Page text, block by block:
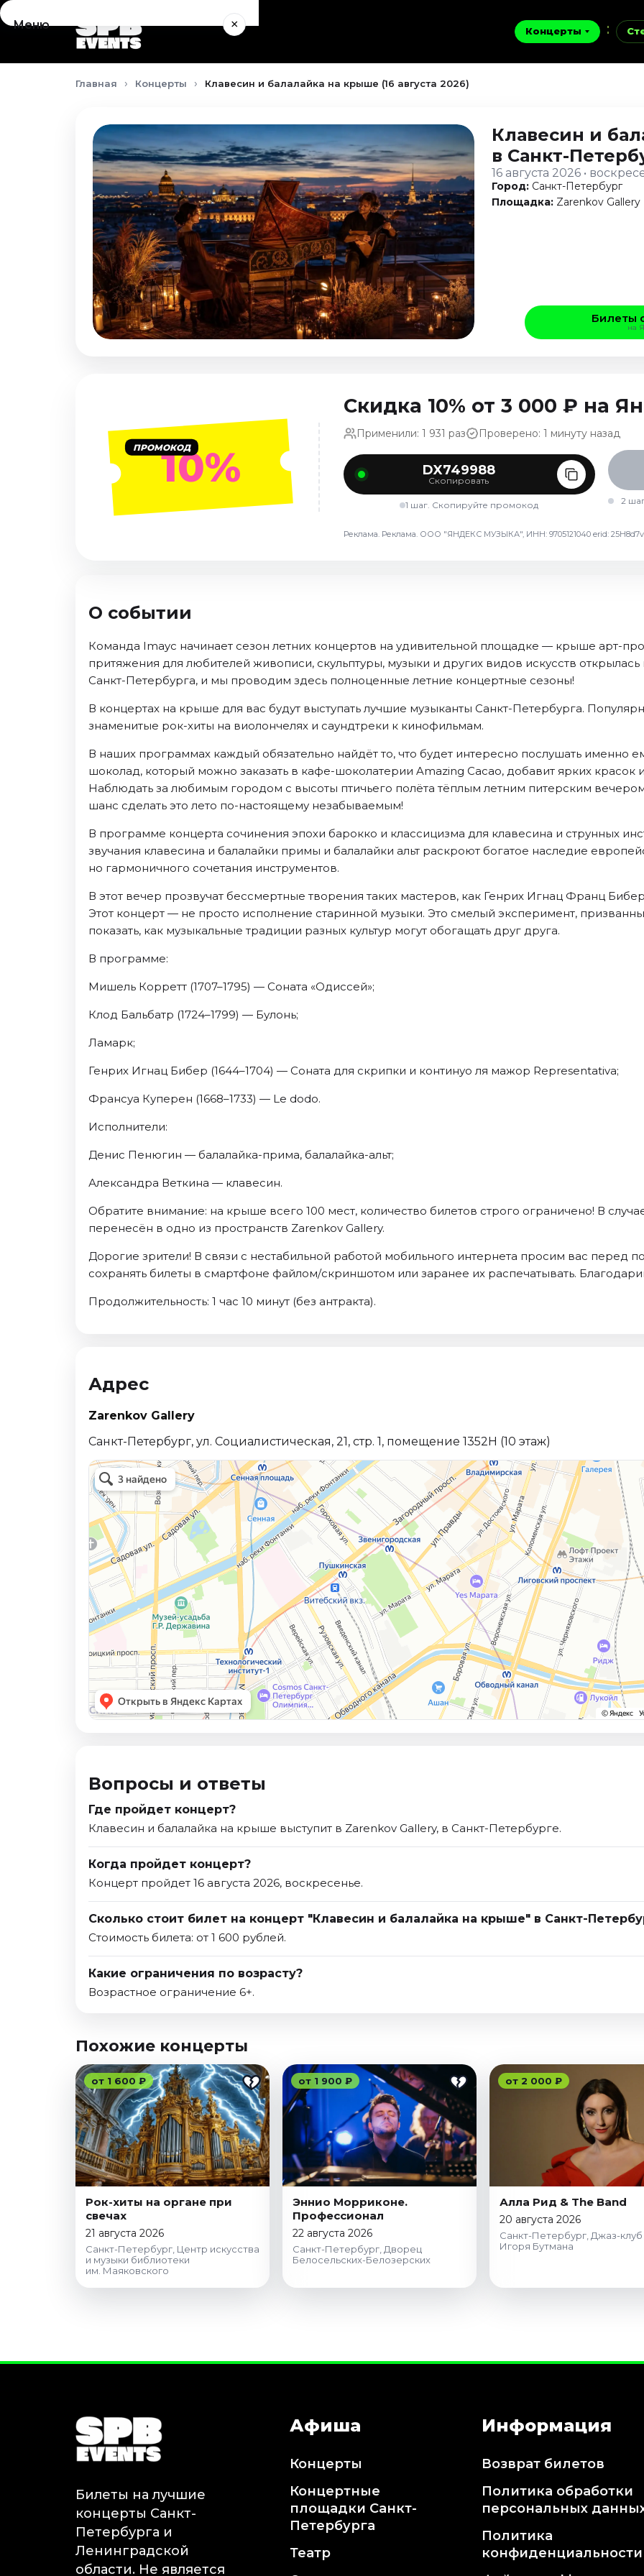
Концерты
Меню ×
Концерты
Август 2026
Декабрь 2026
Сентябрь 2026
Декабрь 2026
Сентябрь 2026
Декабрь 2026
Декабрь 2026
Сентябрь 2026
Октябрь 2026
Главная Концерты Клавесин и балалайка на крыше (16 августа 2026)
Клавесин и
в Санкт-
16 августа 2026 •
Город: Санкт-Петербург
Площадка: Zarenkov Gallery
Билеты
на
ПРОМОКОД10%
Скидка 10% от 3 000 ₽ на
Применили: 1 931 раз Проверено: 1 минуту назад
DX749988
Скопировать
1 шаг. Скопируйте промокод 2
Реклама. Реклама. ООО "ЯНДЕКС МУЗЫКА", ИНН: 9705121040 erid:
О событии
Команда Imayc начинает сезон летних концертов на удивительной площадке — крыше арт-
притяжения для любителей живописи, скульптуры, музыки и других видов искусств
Санкт-Петербурга, и мы проводим здесь полноценные летние концертные сезоны!
В концертах на крыше для вас будут выступать лучшие музыканты Санкт-Петербурга.
знаменитые рок-хиты на виолончелях и саундтреки к кинофильмам.
В наших программах каждый обязательно найдёт то, что будет интересно послушать именно
шоколад, который можно заказать в кафе-шоколатерии Amazing Cacao, добавит ярких
Наблюдать за любимым городом с высоты птичьего полёта тёплым летним питерским
шанс сделать это лето по-настоящему незабываемым!
В программе концерта сочинения эпохи барокко и классицизма для клавесина и струнных
звучания клавесина и балалайки примы и балалайки альт раскроют богатое наследие
но гармоничного сочетания инструментов.
В этот вечер прозвучат бессмертные творения таких мастеров, как Генрих Игнац Франц
Этот концерт — не просто исполнение старинной музыки. Это смелый эксперимент,
показать, как музыкальные традиции разных культур могут обогащать друг друга.
В программе:
Мишель Корретт (1707–1795) — Соната «Одиссей»;
Клод Бальбатр (1724–1799) — Булонь;
Ламарк;
Генрих Игнац Бибер (1644–1704) — Соната для скрипки и континуо ля мажор Representativa;
Франсуа Куперен (1668–1733) — Le dodo.
Исполнители:
Денис Пенюгин — балалайка-прима, балалайка-альт;
Александра Веткина — клавесин.
Обратите внимание: на крыше всего 100 мест, количество билетов строго ограничено! В
перенесён в одно из пространств Zarenkov Gallery.
Дорогие зрители! В связи с нестабильной работой мобильного интернета просим вас перед
сохранять билеты в смартфоне файлом/скриншотом или заранее их распечатывать.
Продолжительность: 1 час 10 минут (без антракта).
Адрес
Zarenkov Gallery
Санкт-Петербург, ул. Социалистическая, 21, стр. 1, помещение 1352Н (10 этаж)
Вопросы и ответы
Где пройдет концерт?
Клавесин и балалайка на крыше выступит в Zarenkov Gallery, в Санкт-Петербурге.
Когда пройдет концерт?
Концерт пройдет 16 августа 2026, воскресенье.
Сколько стоит билет на концерт "Клавесин и балалайка на крыше" в Санкт-
Стоимость билета: от 1 600 рублей.
Какие ограничения по возрасту?
Возрастное ограничение 6+.
Похожие концерты
от 1 600 ₽
Рок-хиты на органе при
свечах
21 августа 2026
Санкт-Петербург, Центр искусства
и музыки библиотеки
им. Маяковского
от 1 900 ₽
Эннио Морриконе.
Профессионал
22 августа 2026
Санкт-Петербург, Дворец
Белосельских-Белозерских
от 2 000 ₽
Алла Рид & The Band
20 августа 2026
Санкт-Петербург, Джаз-клуб
Игоря Бутмана
Билеты на лучшие
концерты Санкт-
Петербурга и
Ленинградской
области. Не является
Афиша
Концерты
Концертные
площадки Санкт-
Петербурга
Театр
Информация
Возврат билетов
Политика обработки
персональных
Политика
конфиденциальности